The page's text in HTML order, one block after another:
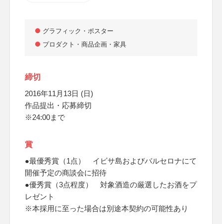
グラフィック・ポスター
プロダクト・商品企画・家具
締切
2016年11月13日 (日)
作品提出・応募締切
※24:00まで
賞
●最優秀賞（1点） イビサ島およびバルセロナにて
開催予定の商談会に招待
●優秀賞（3点程度） 対象酒造の厳選したお酒をプ
レゼント
※本採用に至った場合は別途本契約の可能性あり